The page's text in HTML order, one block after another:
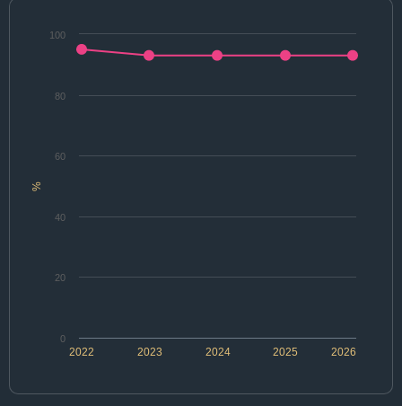
%
2022 2024 2026
2023 2025
0
20
40
60
80
100